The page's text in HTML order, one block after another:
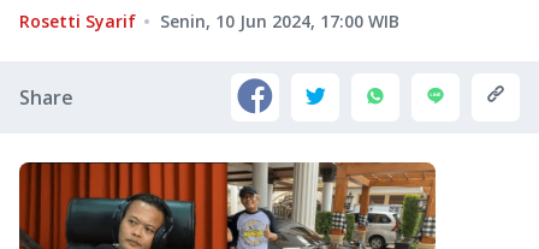
Rosetti Syarif Senin, 10 Jun 2024, 17:00 WIB
Share